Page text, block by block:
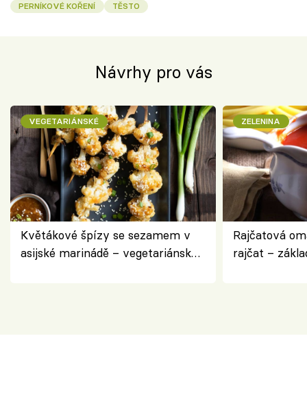
PERNÍKOVÉ KOŘENÍ
TĚSTO
Návrhy pro vás
VEGETARIÁNSKÉ
Květákové špízy se sezamem v
asijské marinádě – vegetariánská
ZELENINA
Rajčatová
rajčat –